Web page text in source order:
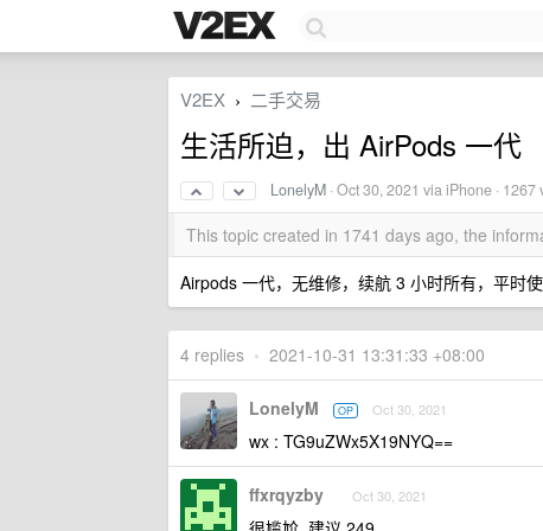
V2EX › 二手交易
生活所迫，出 AirPods 一代
LonelyM ·Oct 30, 2021 via iPhone · 1267
This topic created in 1741 days ago, the
Airpods 一代，无维修，续航 3 小时所有，平时
4 replies • 2021-10-31 13:31:33 +08:00
LonelyM OP Oct 30, 2021
wx : TG9uZWx5X19NYQ==
ffxrqyzby Oct 30, 2021